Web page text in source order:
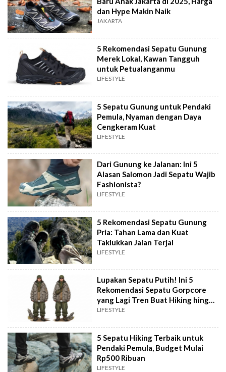
dan Hype Makin Naik
JAKARTA
5 Rekomendasi Sepatu Gunung
Merek Lokal, Kawan Tangguh
untuk Petualanganmu
LIFESTYLE
5 Sepatu Gunung untuk Pendaki
Pemula, Nyaman dengan Daya
Cengkeram Kuat
LIFESTYLE
Dari Gunung ke Jalanan: Ini 5
Alasan Salomon Jadi Sepatu Wajib
Fashionista?
LIFESTYLE
5 Rekomendasi Sepatu Gunung
Pria: Tahan Lama dan Kuat
Taklukkan Jalan Terjal
LIFESTYLE
Lupakan Sepatu Putih! Ini 5
Rekomendasi Sepatu Gorpcore
yang Lagi Tren Buat Hiking hingga
Nongkrong
LIFESTYLE
5 Sepatu Hiking Terbaik untuk
Pendaki Pemula, Budget Mulai
Rp500 Ribuan
LIFESTYLE